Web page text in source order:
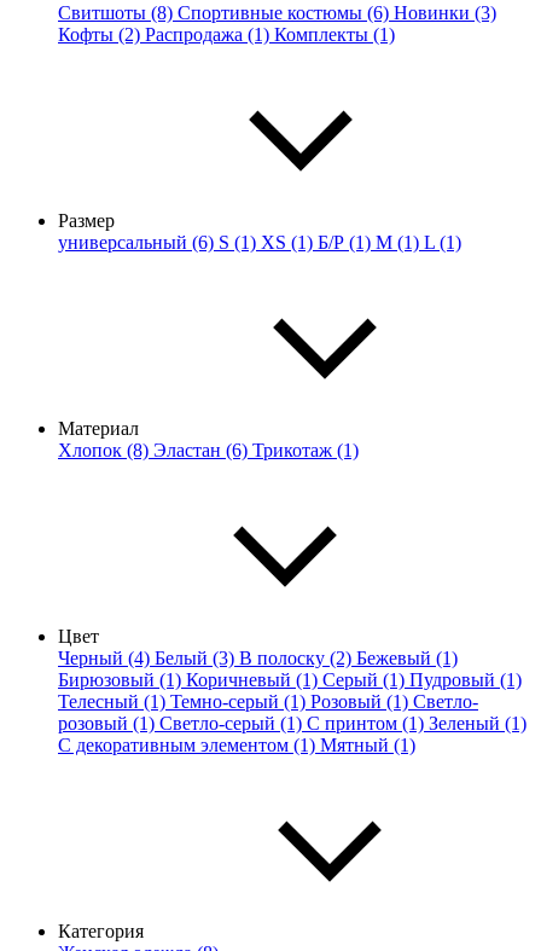
Свитшоты (8) Спортивные костюмы (6) Новинки (3)
Кофты (2) Распродажа (1) Комплекты (1)
Размер
универсальный (6) S (1) XS (1) Б/Р (1) M (1) L (1)
Материал
Хлопок (8) Эластан (6) Трикотаж (1)
Цвет
Черный (4) Белый (3) В полоску (2) Бежевый (1)
Бирюзовый (1) Коричневый (1) Серый (1) Пудровый (1)
Телесный (1) Темно-серый (1) Розовый (1) Светло-
розовый (1) Светло-серый (1) С принтом (1) Зеленый (1)
С декоративным элементом (1) Мятный (1)
Категория